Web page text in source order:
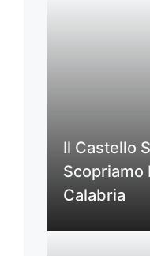
Il Castello
Scopriamo
Calabria